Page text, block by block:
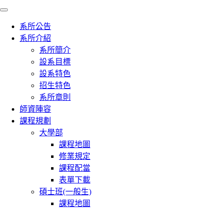
系所公告
系所介紹
系所簡介
設系目標
設系特色
招生特色
系所章則
師資陣容
課程規劃
大學部
課程地圖
修業規定
課程配當
表單下載
碩士班(一般生)
課程地圖